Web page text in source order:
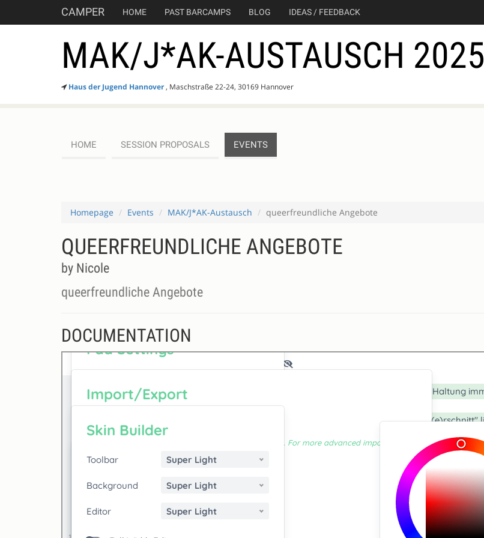
CAMPER HOME PAST BARCAMPS BLOG IDEAS / FEEDBACK
MAK/J*AK-AUSTAUSCH 2025
Haus der Jugend Hannover, Maschstraße 22-24, 30169 Hannover
HOME SESSION PROPOSALS EVENTS
Homepage Events MAK/J*AK-Austausch queerfreundliche Angebote
QUEERFREUNDLICHE ANGEBOTE
by Nicole
queerfreundliche Angebote
DOCUMENTATION